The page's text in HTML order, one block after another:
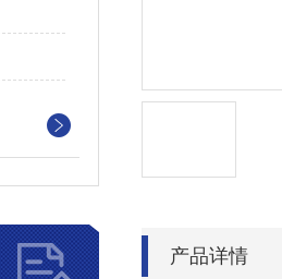
产品详情